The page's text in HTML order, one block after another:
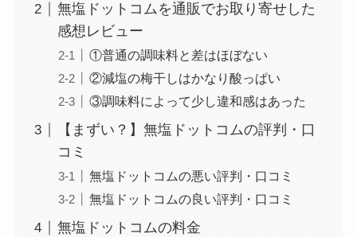
無塩ドットコムを通販でお取り寄せした
感想レビュー
①普通の調味料と差はほぼない
②減塩の梅干しはかなり酸っぱい
③調味料によって少し違和感はあった
【まずい？】無塩ドットコムの評判・口
コミ
無塩ドットコムの悪い評判・口コミ
無塩ドットコムの良い評判・口コミ
無塩ドットコムの料金